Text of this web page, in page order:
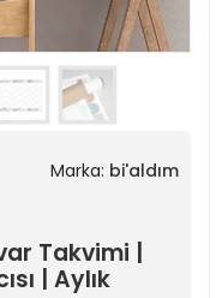
Marka: bi'aldım
Takvimi |
| Aylık